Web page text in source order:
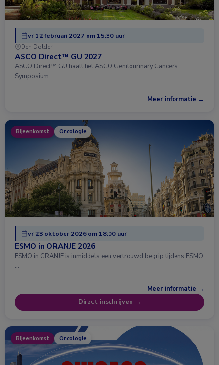
vr 12 februari 2027 om 15:30 uur
Den Dolder
ASCO Direct™ GU 2027
ASCO Direct™ GU haalt het ASCO Genitourinary Cancers
Symposium …
Meer informatie →
Bijeenkomst Oncologie
vr 23 oktober 2026 om 18:00 uur
ESMO in ORANJE 2026
ESMO in ORANJE is inmiddels een vertrouwd begrip tijdens ESMO
…
Meer informatie →
Direct inschrijven →
Bijeenkomst Oncologie